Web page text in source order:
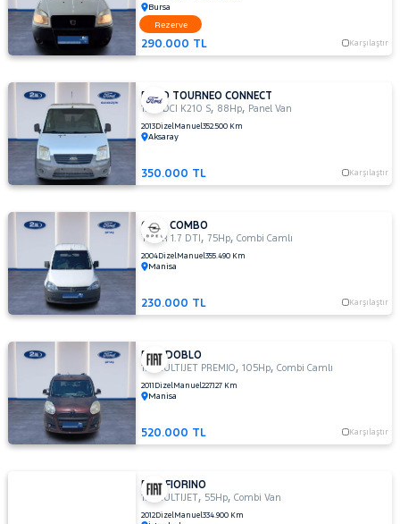
Bursa
290.000 TL Karşılaştır
Rezerve
FORD TOURNEO CONNECT
1.8 TDCI K210 S, 88Hp, Panel Van
2013DizelManuel352.500 Km
Aksaray
350.000 TL Karşılaştır
OPEL COMBO
TOUR 1.7 DTI ,75Hp,Combi Camlı
2004DizelManuel355.490 Km
Manisa
230.000 TL Karşılaştır
FIAT DOBLO
1.6 MULTIJET PREMIO,105Hp,Combi Camlı
2011 DizelManuel227.127 Km
Manisa
520.000 TL Karşılaştır
FIAT FIORINO
1.3 MULTIJET, 55Hp,Combi Van
2012DizelManuel334.900 Km